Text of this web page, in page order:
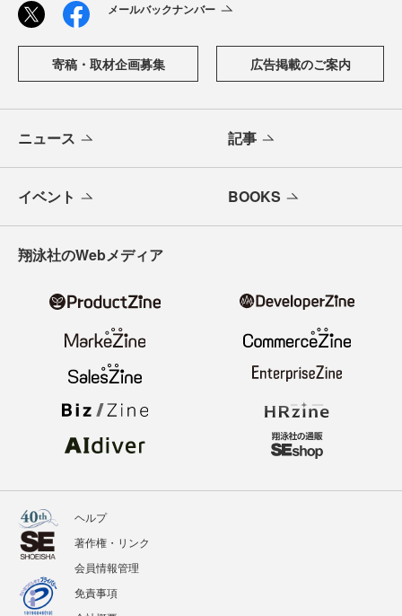
メールバックナンバー
寄稿・取材企画募集 広告掲載のご案内
ニュース 記事
イベント BOOKS
翔泳社のWebメディア
ヘルプ
著作権・リンク
会員情報管理
免責事項